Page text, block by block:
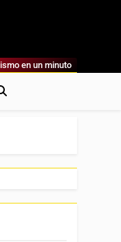
Referencia.
en un minuto